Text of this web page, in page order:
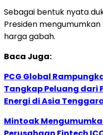
Sebagai bentuk nyata
Presiden
harga gabah.
Baca Juga:
PCG Global
Tangkap Peluang dari
Energi di Asia
Mintoak